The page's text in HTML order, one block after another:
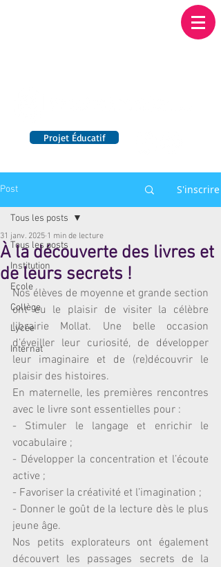
Projet Éducatif
Post S'inscrire
Tous les posts
Institution
Ecole
Collège
Lycée
Internat
Tous les posts
À la découverte des livres et
de leurs secrets !
31 janv. 2025 1 min de lecture
Nos élèves de moyenne et grande section
ont eu le plaisir de visiter la célèbre
librairie Mollat. Une belle occasion
d’éveiller leur curiosité, de développer
leur imaginaire et de (re)découvrir le
plaisir des histoires.
En maternelle, les premières rencontres
avec le livre sont essentielles pour :
- Stimuler le langage et enrichir le
vocabulaire ;
- Développer la concentration et l’écoute
active ;
- Favoriser la créativité et l’imagination ;
- Donner le goût de la lecture dès le plus
jeune âge.
Nos petits explorateurs ont également
découvert les passages secrets de la